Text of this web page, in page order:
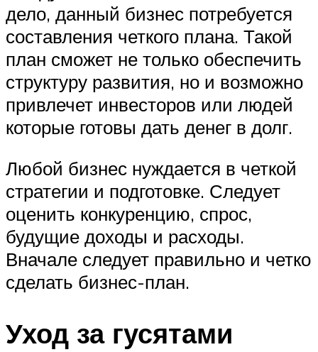
дело, данный бизнес потребуется
составления четкого плана. Такой
план сможет не только обеспечить
структуру развития, но и возможно
привлечет инвесторов или людей
которые готовы дать денег в долг.
Любой бизнес нуждается в четкой
стратегии и подготовке. Следует
оценить конкуренцию, спрос,
будущие доходы и расходы.
Вначале следует правильно и четко
сделать бизнес-план.
Уход за гусятами